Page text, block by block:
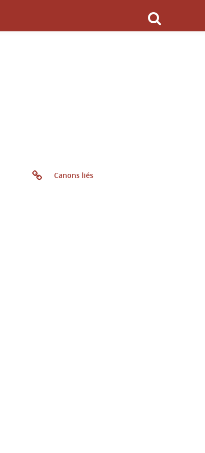
Canons liés